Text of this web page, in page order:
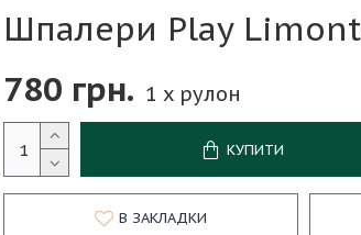
Шпалери Play
780 грн. 1 x рулон
КУПИТИ
В ЗАКЛАДКИ